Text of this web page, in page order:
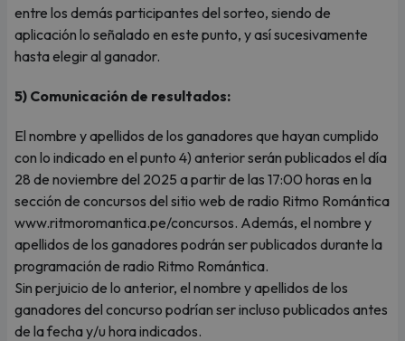
entre los demás participantes del sorteo, siendo de
aplicación lo señalado en este punto, y así sucesivamente
hasta elegir al ganador.
5) Comunicación de resultados:
El nombre y apellidos de los ganadores que hayan cumplido
con lo indicado en el punto 4) anterior serán publicados el día
28 de noviembre del 2025 a partir de las 17:00 horas en la
sección de concursos del sitio web de radio Ritmo Romántica
www.ritmoromantica.pe/concursos. Además, el nombre y
apellidos de los ganadores podrán ser publicados durante la
programación de radio Ritmo Romántica.
Sin perjuicio de lo anterior, el nombre y apellidos de los
ganadores del concurso podrían ser incluso publicados antes
de la fecha y/u hora indicados.